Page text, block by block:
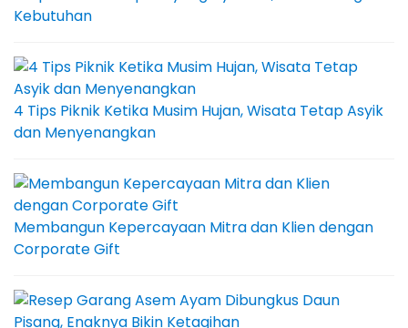
Kebutuhan
4 Tips Piknik Ketika Musim Hujan, Wisata Tetap Asyik
dan Menyenangkan
Membangun Kepercayaan Mitra dan Klien dengan
Corporate Gift